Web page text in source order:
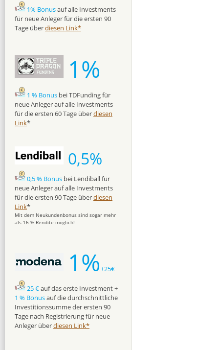
1% Bonusauf alle Investments
für neue Anleger für die ersten 90
Tage überdiesen Link*
1%
1 % Bonus bei TDFunding für
neue Anleger auf alle Investments
für die ersten 60 Tage überdiesen
Link*
0,5%
0,5 % Bonus bei Lendiball für
neue Anleger auf alle Investments
für die ersten 90 Tage überdiesen
Link*
Mit dem Neukundenbonus sind sogar mehr
als 16 % Rendite möglich!
1%+25€
25 €auf das erste Investment +
1 % Bonusauf die durchschnittliche
Investitionssumme der ersten 90
Tage nach Registrierung für neue
Anleger überdiesen Link*